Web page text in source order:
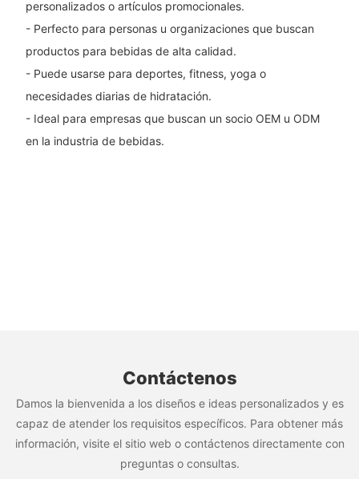
personalizados o artículos promocionales.
- Perfecto para personas u organizaciones que buscan
productos para bebidas de alta calidad.
- Puede usarse para deportes, fitness, yoga o
necesidades diarias de hidratación.
- Ideal para empresas que buscan un socio OEM u ODM
en la industria de bebidas.
Contáctenos
Damos la bienvenida a los diseños e ideas personalizados y es
capaz de atender los requisitos específicos. Para obtener más
información, visite el sitio web o contáctenos directamente con
preguntas o consultas.